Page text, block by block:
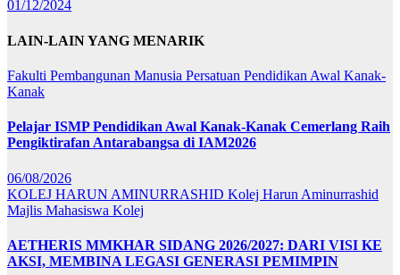
01/12/2024
LAIN-LAIN YANG MENARIK
Fakulti Pembangunan Manusia Persatuan Pendidikan Awal Kanak-
Kanak
Pelajar ISMP Pendidikan Awal Kanak-Kanak Cemerlang Raih
Pengiktirafan Antarabangsa di IAM2026
06/08/2026
KOLEJ HARUN AMINURRASHID Kolej Harun Aminurrashid
Majlis Mahasiswa Kolej
AETHERIS MMKHAR SIDANG 2026/2027: DARI VISI KE
AKSI, MEMBINA LEGASI GENERASI PEMIMPIN